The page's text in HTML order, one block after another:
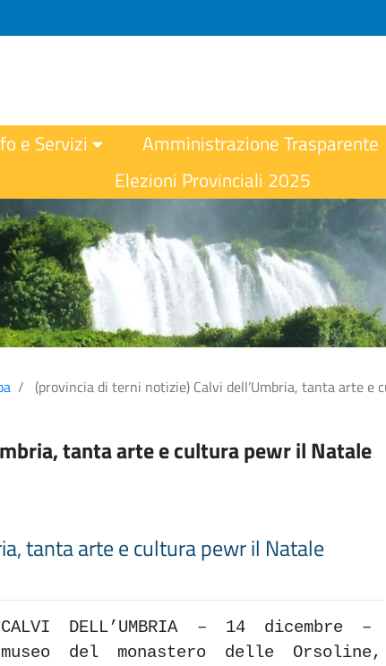
e Servizi Amministrazione Trasparente
Elezioni Provinciali 2025
(provincia di terni notizie) Calvi dell’Umbria, tanta arte e
tanta arte e cultura pewr il Natale
tanta arte e cultura pewr il Natale
CALVI DELL’UMBRIA – 14 dicembre
museo del monastero delle